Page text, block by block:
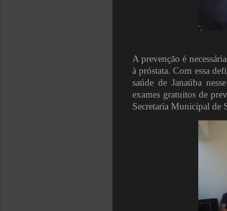
A prevenção é
à próstata. Com essa
saúde de Janaúba
exames gratuitos de
Secretaria Municipal de